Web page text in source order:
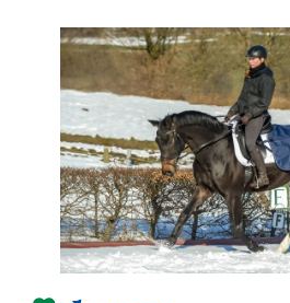
Bildergalerie überspringen